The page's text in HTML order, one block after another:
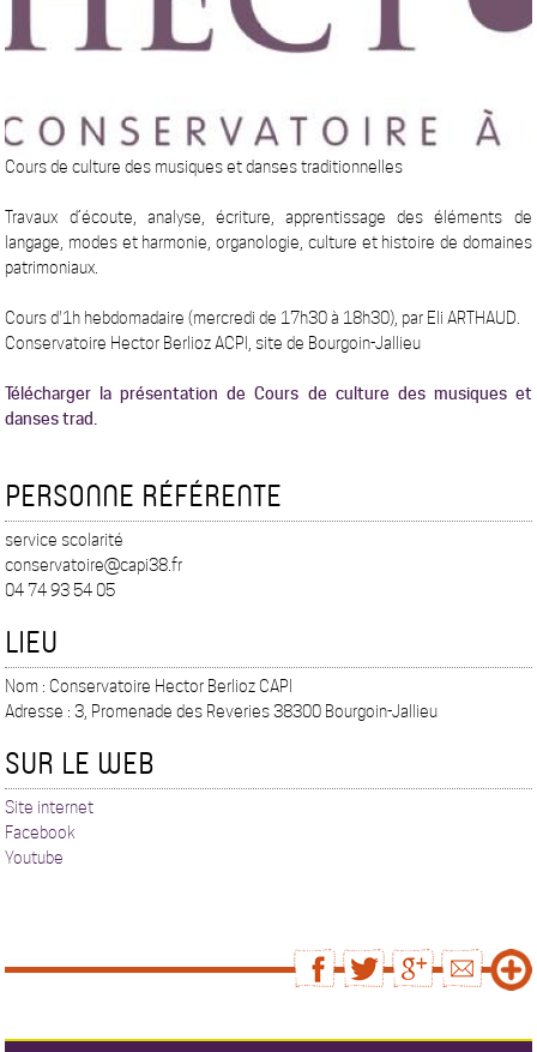
Cours de culture des musiques et danses traditionnelles
Travaux d’écoute, analyse, écriture, apprentissage des éléments de
langage, modes et harmonie, organologie, culture et histoire de domaines
patrimoniaux.
Cours d'1h hebdomadaire (mercredi de 17h30 à 18h30), par Eli ARTHAUD.
Conservatoire Hector Berlioz ACPI, site de Bourgoin-Jallieu
Télécharger la présentation de Cours de culture des musiques et
danses trad.
PERSONNE RÉFÉRENTE
service scolarité
conservatoire@capi38.fr
04 74 93 54 05
LIEU
Nom : Conservatoire Hector Berlioz CAPI
Adresse : 3, Promenade des Reveries 38300 Bourgoin-Jallieu
SUR LE WEB
Site internet
Facebook
Youtube